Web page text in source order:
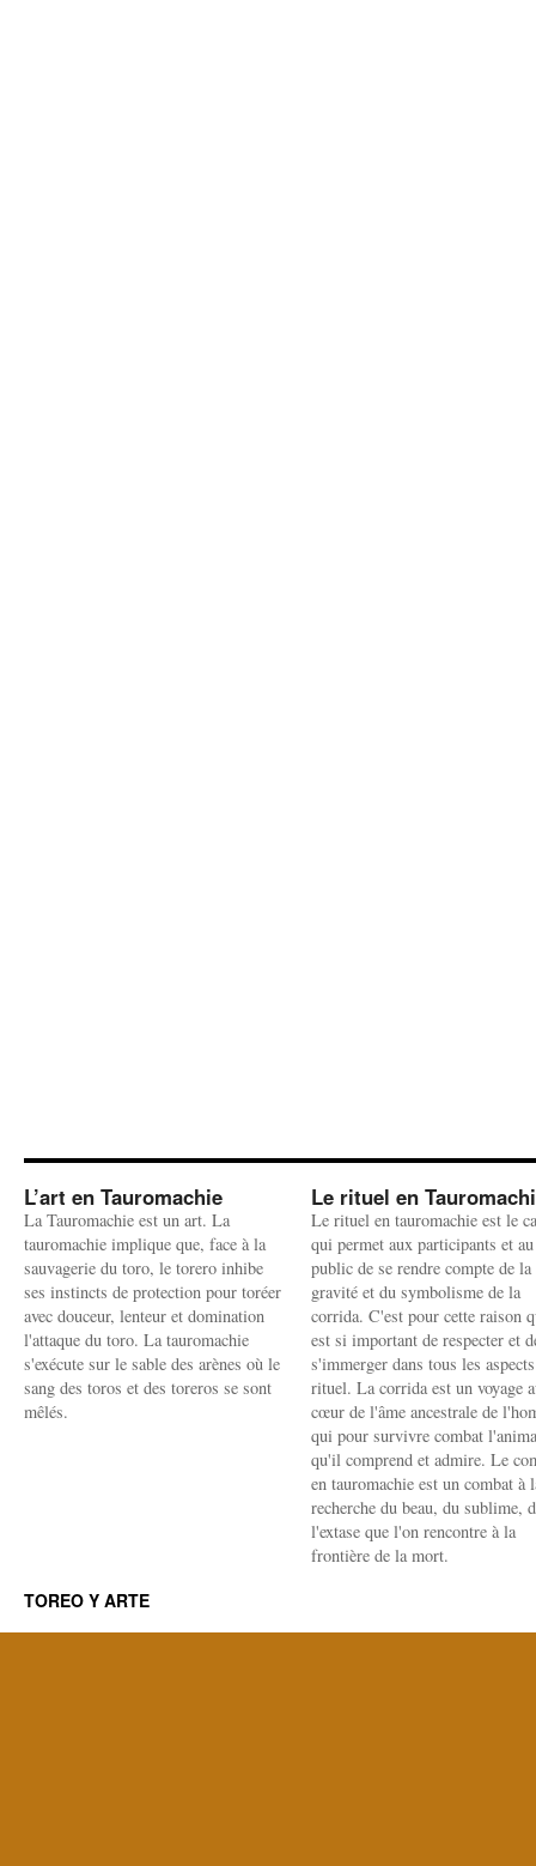
L’art en Tauromachie
La Tauromachie est un art. La
tauromachie implique que, face à la
sauvagerie du toro, le torero inhibe
ses instincts de protection pour toréer
avec douceur, lenteur et domination
l'attaque du toro. La tauromachie
s'exécute sur le sable des arènes où le
sang des toros et des toreros se sont
mêlés.
Le rituel en
Le rituel en tauromachie est le
qui permet aux participants et au
public de se rendre compte de la
gravité et du symbolisme de la
corrida. C'est pour cette raison
est si important de respecter et
s'immerger dans tous les
rituel. La corrida est un voyage
cœur de l'âme ancestrale de
qui pour survivre combat
qu'il comprend et admire. Le
en tauromachie est un combat à
recherche du beau, du sublime,
l'extase que l'on rencontre à la
frontière de la mort.
TOREO Y ARTE